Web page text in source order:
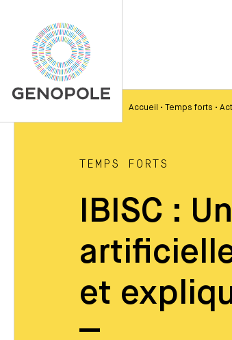
Accueil • Temps forts •
TEMPS FORTS
IBISC :
et